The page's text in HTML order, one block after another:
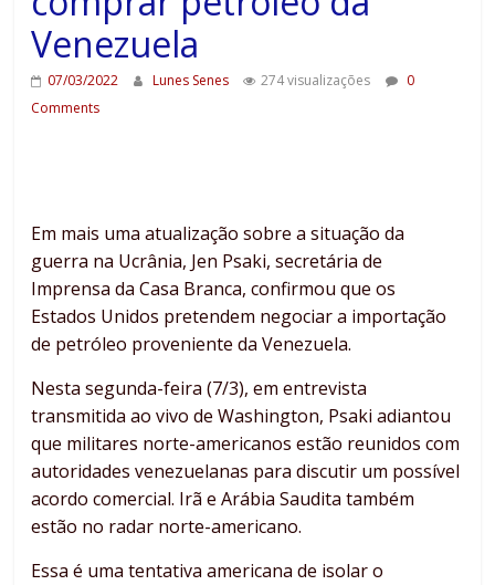
Venezuela
07/03/2022 Lunes Senes 274 visualizações
0
Comments
Em mais uma atualização sobre a situação da
guerra na Ucrânia, Jen Psaki, secretária de
Imprensa da Casa Branca, confirmou que os
Estados Unidos pretendem negociar a importação
de petróleo proveniente da Venezuela.
Nesta segunda-feira (7/3), em entrevista
transmitida ao vivo de Washington, Psaki adiantou
que militares norte-americanos estão reunidos com
autoridades venezuelanas para discutir um possível
acordo comercial. Irã e Arábia Saudita também
estão no radar norte-americano.
Essa é uma tentativa americana de isolar o